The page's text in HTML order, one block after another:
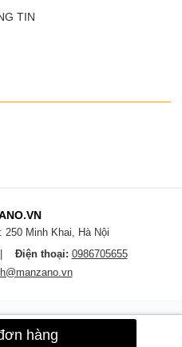
hàng
TIN
Minh Khai, Hà Nội
Điện thoại: 0986705655
cùng thành công của bạn
cấp bởiEchBay.com